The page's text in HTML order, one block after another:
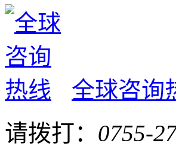
全球咨询
请拨打： 0755-